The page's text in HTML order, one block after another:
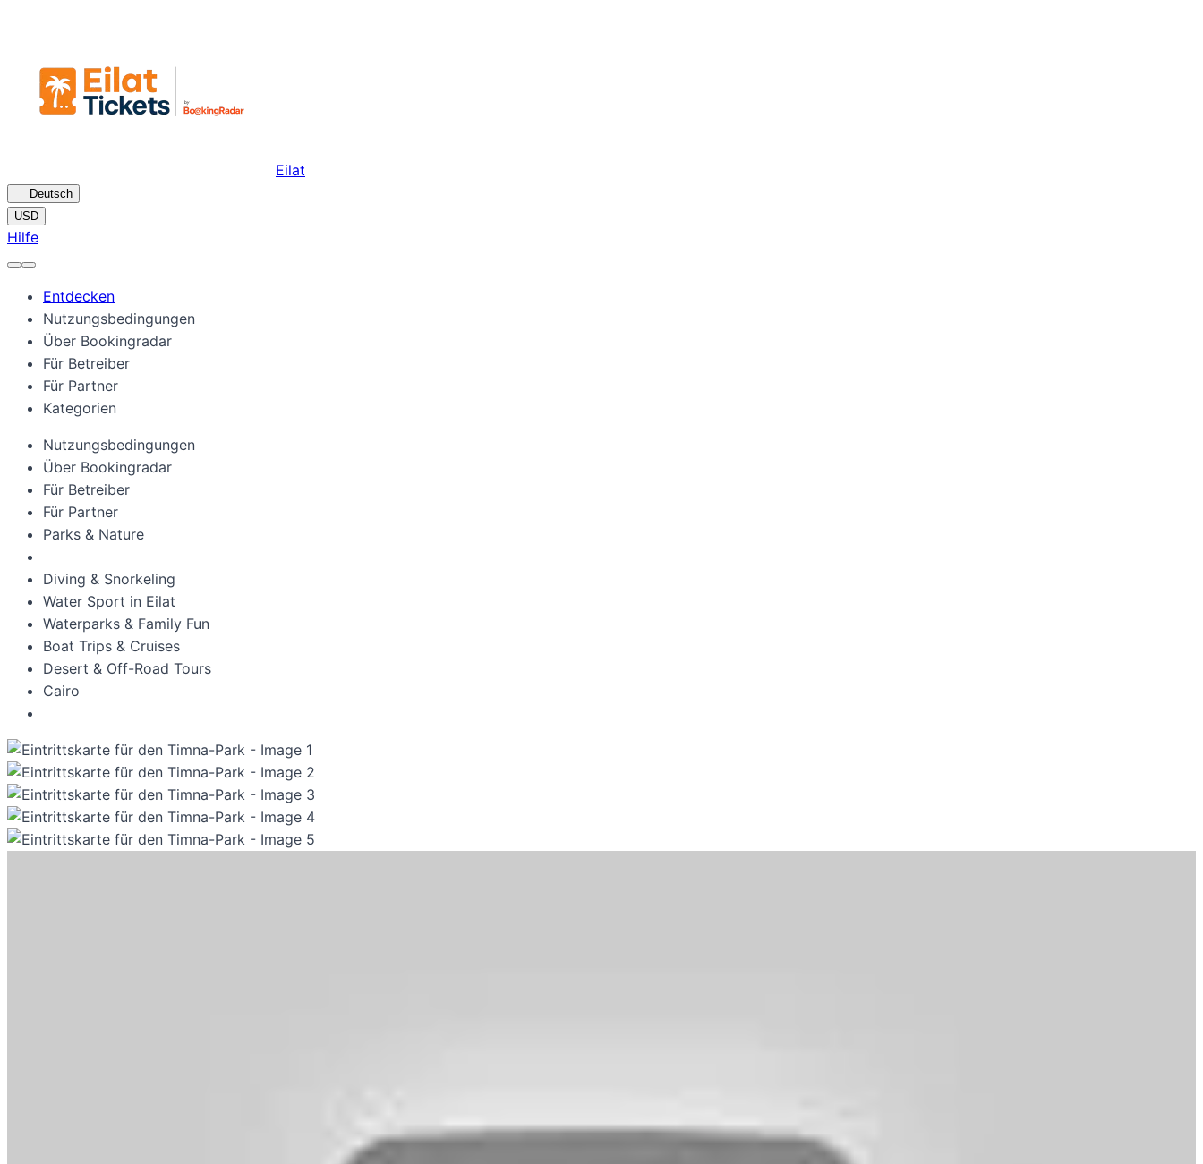
Eilat
Deutsch
USD
Hilfe
Entdecken
Nutzungsbedingungen
Über Bookingradar
Für Betreiber
Für Partner
Kategorien
Nutzungsbedingungen
Über Bookingradar
Für Betreiber
Für Partner
Parks & Nature
Diving & Snorkeling
Water Sport in Eilat
Waterparks & Family Fun
Boat Trips & Cruises
Desert & Off-Road Tours
Cairo